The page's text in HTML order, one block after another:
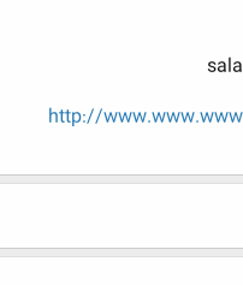
http://